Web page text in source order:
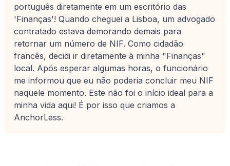
português diretamente em um escritório das
'Finanças'! Quando cheguei a Lisboa, um advogado
contratado estava demorando demais para
retornar um número de NIF. Como cidadão
francês, decidi ir diretamente à minha "Finanças"
local. Após esperar algumas horas, o funcionário
me informou que eu não poderia concluir meu NIF
naquele momento. Este não foi o início ideal para a
minha vida aqui! É por isso que criamos a
AnchorLess.